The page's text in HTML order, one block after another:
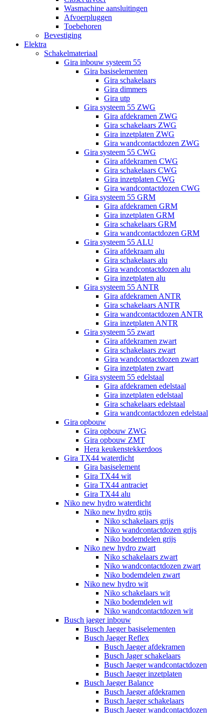
Wasmachine aansluitingen
Afvoerpluggen
Toebehoren
Bevestiging
Elektra
Schakelmateriaal
Gira inbouw systeem 55
Gira basiselementen
Gira schakelaars
Gira dimmers
Gira utp
Gira systeem 55 ZWG
Gira afdekramen ZWG
Gira schakelaars ZWG
Gira inzetplaten ZWG
Gira wandcontactdozen ZWG
Gira systeem 55 CWG
Gira afdekramen CWG
Gira schakelaars CWG
Gira inzetplaten CWG
Gira wandcontactdozen CWG
Gira systeem 55 GRM
Gira afdekramen GRM
Gira inzetplaten GRM
Gira schakelaars GRM
Gira wandcontactdozen GRM
Gira systeem 55 ALU
Gira afdekraam alu
Gira schakelaars alu
Gira wandcontactdozen alu
Gira inzetplaten alu
Gira systeem 55 ANTR
Gira afdekramen ANTR
Gira schakelaars ANTR
Gira wandcontactdozen ANTR
Gira inzetplaten ANTR
Gira systeem 55 zwart
Gira afdekramen zwart
Gira schakelaars zwart
Gira wandcontactdozen zwart
Gira inzetplaten zwart
Gira systeem 55 edelstaal
Gira afdekramen edelstaal
Gira inzetplaten edelstaal
Gira schakelaars edelstaal
Gira wandcontactdozen edelstaal
Gira opbouw
Gira opbouw ZWG
Gira opbouw ZMT
Hera keukenstekkerdoos
Gira TX44 waterdicht
Gira basiselement
Gira TX44 wit
Gira TX44 antraciet
Gira TX44 alu
Niko new hydro waterdicht
Niko new hydro grijs
Niko schakelaars grijs
Niko wandcontactdozen grijs
Niko bodemdelen grijs
Niko new hydro zwart
Niko schakelaars zwart
Niko wandcontactdozen zwart
Niko bodemdelen zwart
Niko new hydro wit
Niko schakelaars wit
Niko bodemdelen wit
Niko wandcontactdozen wit
Busch jaeger inbouw
Busch Jaeger basiselementen
Busch Jaeger Reflex
Busch Jaeger afdekramen
Busch Jager schakelaars
Busch Jaeger wandcontactdozen
Busch Jaeger inzetplaten
Busch Jaeger Balance
Busch Jaeger afdekramen
Busch Jaeger schakelaars
Busch Jaeger wandcontactdozen